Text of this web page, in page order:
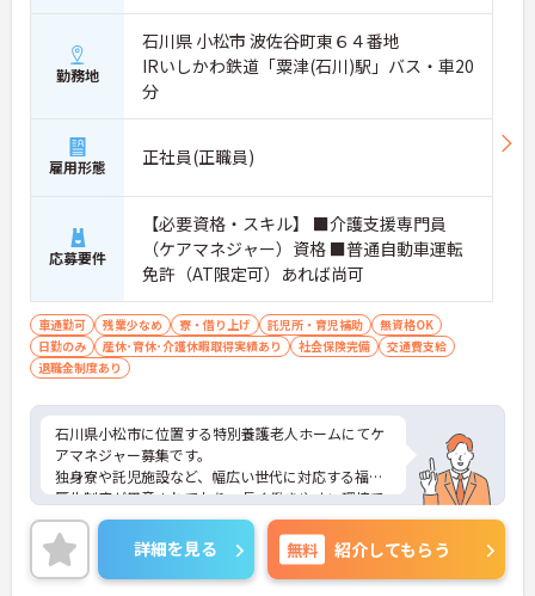
勤務地
石川県 小松市 波佐谷町東６４番地
IRいしかわ鉄道「粟津(石川)駅」バス・車20
分
雇用形態 正社員(正職員)
応募要件
【必要資格・スキル】 ■介護支援専門員
（ケアマネジャー）資格 ■普通自動車運転
免許（AT限定可）あれば尚可
車通勤可 残業少なめ 寮・借り上げ 託児所・育児補助
無資格OK
日勤のみ
産休･育休･介護休暇取得実績あり 社会保険完備
交通費支給
退職金制度あり
石川県小松市に位置する特別養護老人ホームにてケ
アマネジャー募集です。
独身寮や託児施設など、幅広い世代に対応する福利
厚生制度が用意されており、長く働きやすい環境で
す。
ご興味のある方には、面接対策ポイントなど、さら
に詳細をお話いたしますので、お気軽にご相談くだ
さい。
詳細を見る 無料 紹介してもらう